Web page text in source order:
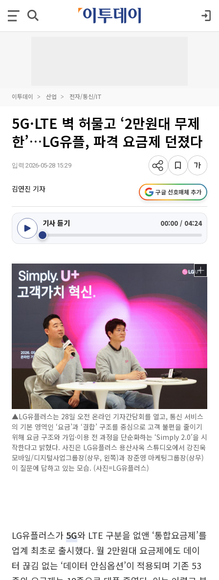
이투데이 산업 전자/통신/IT
5G·LTE 벽 허물고 ‘2만원대 무제
한’…LG유플, 파격 요금제 던졌다
입력 2026-05-28 15:29
김연진 기자 구글 선호매체 추가
기사 듣기 00:00 / 04:24
▲LG유플러스는 28일 오전 온라인 기자간담회를 열고, 통신 서비스
의 기본 영역인 ‘요금’과 ‘결합’ 구조를 중심으로 고객 불편을 줄이기
위해 요금 구조와 가입·이용 전 과정을 단순화하는 ‘Simply 2.0’을 시
작한다고 밝혔다. 사진은 LG유플러스 용산사옥 스튜디오에서 강진욱
모바일/디지털사업그룹장(상무, 왼쪽)과 장준영 마케팅그룹장(상무)
이 질문에 답하고 있는 모습. (사진=LG유플러스)
LG유플러스가5G와 LTE 구분을 없앤 ‘통합요금제’를
업계 최초로 출시했다. 월 2만원대 요금제에도 데이
터 끊김 없는 ‘데이터 안심옵션’이 적용되며 기존 53